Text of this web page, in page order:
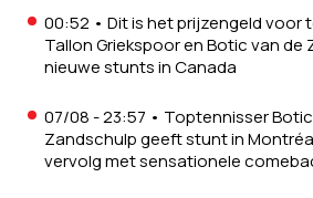
00:52 • Dit is het prijzengeld voor
Tallon Griekspoor en Botic van de
nieuwe stunts in Canada
07/08 - 23:57 • Toptennisser
Zandschulp geeft stunt in
vervolg met sensationele